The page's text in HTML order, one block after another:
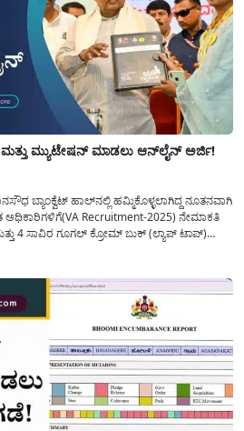
ಮ್ಯುಟೇಷನ್ ಮಾಡಲು ಆನ್‍ಲೈನ್ ಅರ್ಜಿ!
ಹಾಲ್‍ನಲ್ಲಿ ಹಮ್ಮಿಕೊಳ್ಳಲಾಗಿದ್ದ ನೂತನವಾಗಿ
Recruitment-2025) ನೇಮಾಕತಿ
4 ಸಾವಿರ ಗೂಗಲ್ ಕ್ರೋಮ್ ಬುಕ್ (ಲ್ಯಾಪ್ ಟಾಪ್)